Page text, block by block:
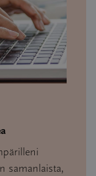
samanlaista,